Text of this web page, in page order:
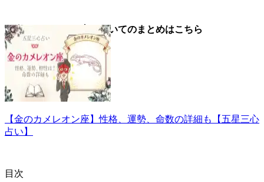
▼金のカメレオン座についてのまとめはこちら
【金のカメレオン座】性格、運勢、命数の詳細も【五星三心
占い】
目次